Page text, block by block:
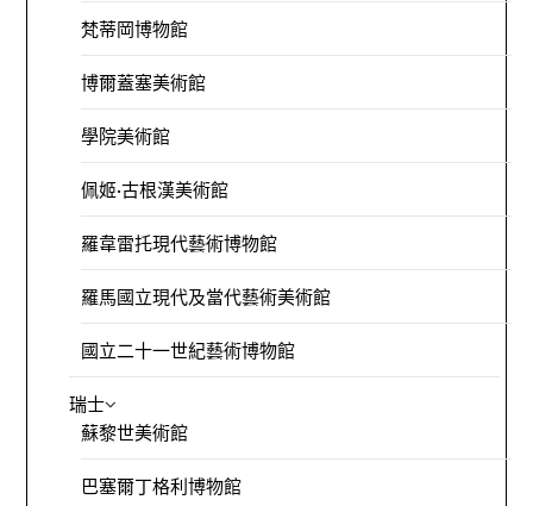
梵蒂岡博物館
博爾蓋塞美術館
學院美術館
佩姬·古根漢美術館
羅韋雷托現代藝術博物館
羅馬國立現代及當代藝術美術館
國立二十一世紀藝術博物館
瑞士
蘇黎世美術館
巴塞爾丁格利博物館